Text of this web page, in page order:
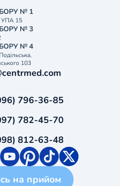
№ 1
УПА 15
№ 3
№ 4
103
796-36-85
782-45-70
812-63-48
на прийом